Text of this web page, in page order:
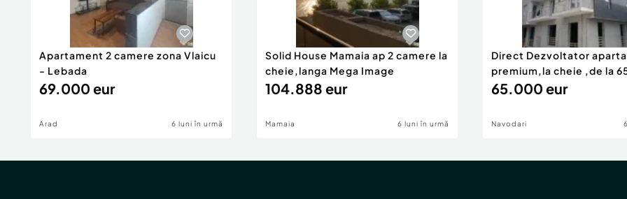
Apartament 2 camere zona Vlaicu
- Lebada
69.000 eur
Arad 6 luni în urmă
Solid House Mamaia ap 2 camere la
cheie,langa Mega Image
104.888 eur
Mamaia 6 luni în urmă
Direct Dezvoltator
premium,la cheie ,de la
eur
65.000 eur
Navodari